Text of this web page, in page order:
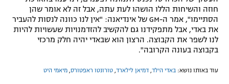
חוזה והשיחות הללו הושהו לעת עתה, אבל זה לא אומר שהן
הסתיימו", אמר ה-GM של אינדיאנה: "אין לנו כוונה לנסות להעביר
את באדי, אבל מתפקידנו גם להקשיב להזדמנויות שעשויות להיות
לנו לשפר את הקבוצה. הרצון הוא שבאדי יהיה חלק מרכזי
בקבוצה בעונה הקרובה".
עוד באותו נושא: באדי הילד דמיאן לילארד טורונטו ראפטורס מיאמי היט